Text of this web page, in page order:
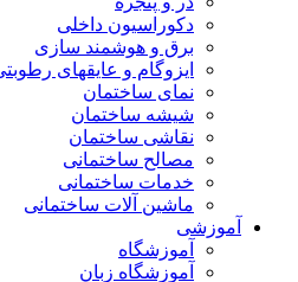
دکوراسیون داخلی
برق و هوشمند سازی
ایزوگام و عایقهای رطوبتی
نمای ساختمان
شیشه ساختمان
نقاشی ساختمان
مصالح ساختمانی
خدمات ساختمانی
ماشین آلات ساختمانی
آموزشی
آموزشگاه
آموزشگاه زبان